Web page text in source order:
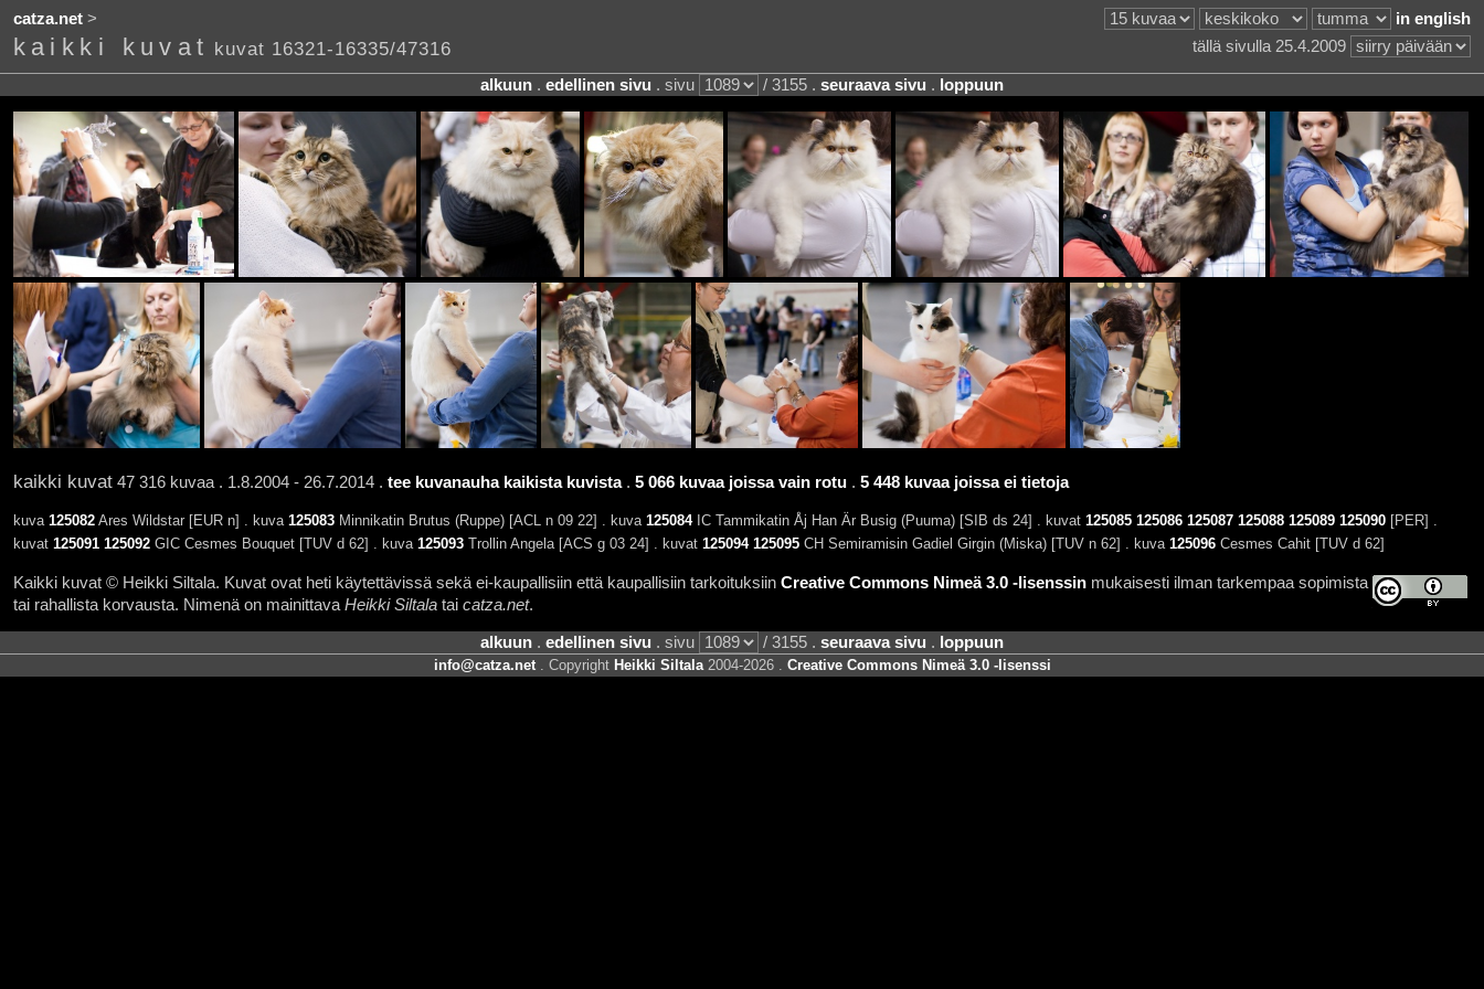
catza.net> in english
kaikki kuvat kuvat 16321-16335/47316 tällä sivulla 25.4.2009
alkuun . edellinen sivu . sivu / 3155 . seuraava sivu . loppuun
kaikki kuvat47 316 kuvaa . 1.8.2004 - 26.7.2014 . tee kuvanauha kaikista kuvista. 5 066 kuvaa joissa vain rotu. 5 448 kuvaa joissa ei tietoja
kuva 125082Ares Wildstar [EUR n] . kuva 125083Minnikatin Brutus (Ruppe) [ACL n 09 22] . kuva 125084IC Tammikatin Åj Han Är Busig (Puuma) [SIB ds 24] . kuvat 125085 125086 125087 125088 125089 125090[PER] .
kuvat 125091 125092GIC Cesmes Bouquet [TUV d 62] . kuva 125093Trollin Angela [ACS g 03 24] . kuvat 125094 125095CH Semiramisin Gadiel Girgin (Miska) [TUV n 62] . kuva 125096Cesmes Cahit [TUV d 62]
Kaikki kuvat © Heikki Siltala. Kuvat ovat heti käytettävissä sekä ei-kaupallisiin että kaupallisiin tarkoituksiin Creative Commons Nimeä 3.0 -lisenssinmukaisesti ilman tarkempaa sopimista
tai rahallista korvausta. Nimenä on mainittava Heikki Siltalatai catza.net.
alkuun . edellinen sivu . sivu / 3155 . seuraava sivu . loppuun
info@catza.net. Copyright Heikki Siltala2004-2026 . Creative Commons Nimeä 3.0 -lisenssi